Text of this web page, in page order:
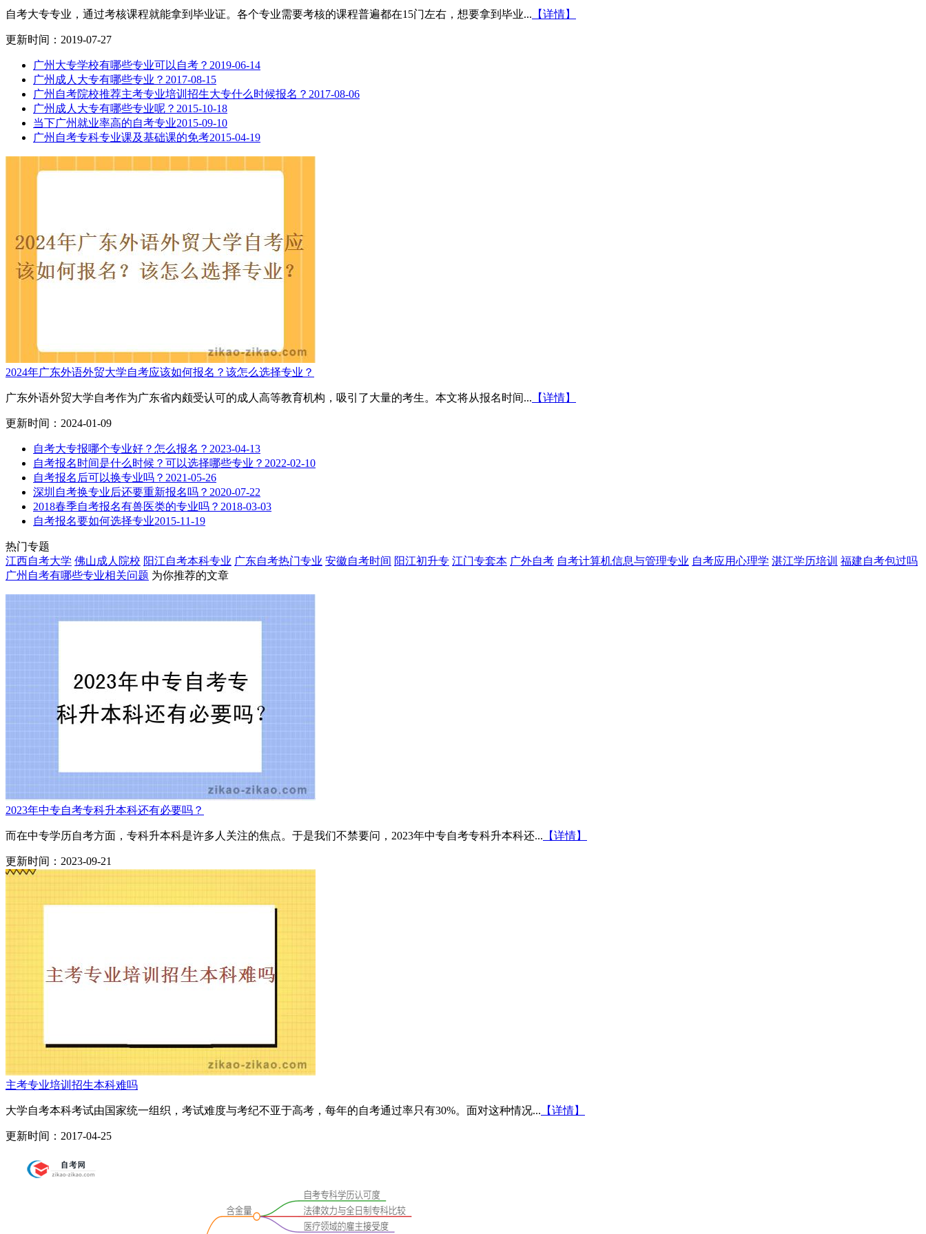
自考大专专业，通过考核课程就能拿到毕业证。各个专业需要考核的课程普遍都在15门左右，想要拿到毕业... 【详情】
更新时间：2019-07-27
广州大专学校有哪些专业可以自考？ 2019-06-14
广州成人大专有哪些专业？ 2017-08-15
广州自考院校推荐主考专业培训招生大专什么时候报名？ 2017-08-06
广州成人大专有哪些专业呢？ 2015-10-18
当下广州就业率高的自考专业2015-09-10
广州自考专科专业课及基础课的免考2015-04-19
2024年广东外语外贸大学自考应该如何报名？该怎么选择专业？
广东外语外贸大学自考作为广东省内颇受认可的成人高等教育机构，吸引了大量的考生。本文将从报名时间... 【详情】
更新时间：2024-01-09
自考大专报哪个专业好？怎么报名？ 2023-04-13
自考报名时间是什么时候？可以选择哪些专业？ 2022-02-10
自考报名后可以换专业吗？ 2021-05-26
深圳自考换专业后还要重新报名吗？ 2020-07-22
2018春季自考报名有兽医类的专业吗？ 2018-03-03
自考报名要如何选择专业2015-11-19
热门专题
江西自考大学 佛山成人院校 阳江自考本科专业 广东自考热门专业 安徽自考时间 阳江初升专 江门专套本 广外自考 自考计算机信息与管理专业 自考应用心理学 湛江学历培训 福建自考包过吗
广州自考有哪些专业相关问题 为你推荐的文章
2023年中专自考专科升本科还有必要吗？
而在中专学历自考方面，专科升本科是许多人关注的焦点。于是我们不禁要问，2023年中专自考专科升本科还... 【详情】
更新时间：2023-09-21
主考专业培训招生本科难吗
大学自考本科考试由国家统一组织，考试难度与考纪不亚于高考，每年的自考通过率只有30%。面对这种情况... 【详情】
更新时间：2017-04-25